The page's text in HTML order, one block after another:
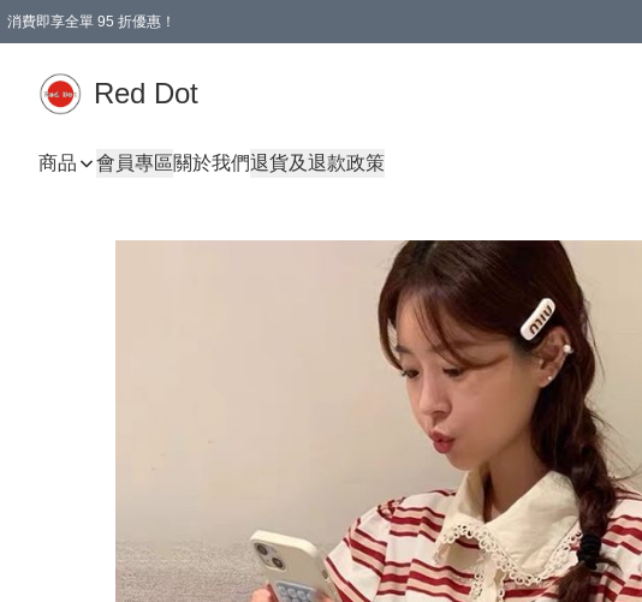
消費即享全單 95 折優惠！
Red Dot
商品 會員專區關於我們退貨及退款政策